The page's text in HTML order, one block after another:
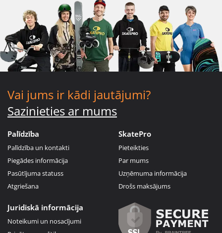
Vai jums ir kādi jautājumi?
Sazinieties ar mums
Palīdzība
Palīdzība un kontakti
Piegādes informācija
Pasūtījuma statuss
Atgriešana
SkatePro
Pieteikties
Par mums
Uzņēmuma informācija
Drošs maksājums
Juridiskā informācija
Noteikumi un nosacījumi